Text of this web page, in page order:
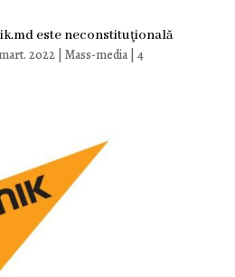
este neconstituţională
2022| Mass-media| 4